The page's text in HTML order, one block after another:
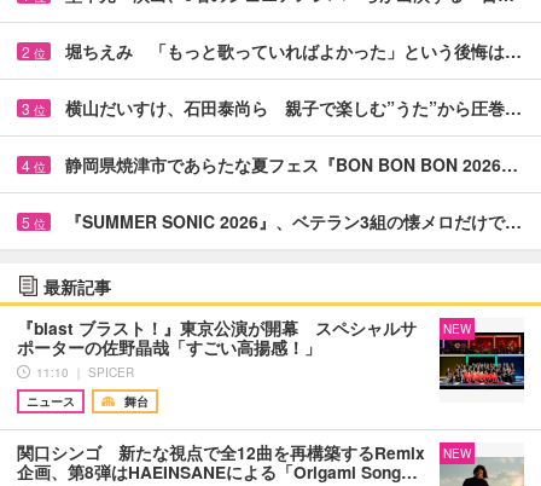
2 位 堀ちえみ 「もっと歌っていればよかった」という後悔は…
3 位 横山だいすけ、石田泰尚ら 親子で楽しむ”うた”から圧巻…
4 位 静岡県焼津市であらたな夏フェス『BON BON BON 2026…
5 位 『SUMMER SONIC 2026』、ベテラン3組の懐メロだけで…
最新記事
『blast ブラスト！』東京公演が開幕 スペシャルサ
ポーターの佐野晶哉「すごい高揚感！」
11:10 ｜ SPICER
ニュース
舞台
NEW
関口シンゴ 新たな視点で全12曲を再構築するRemix
企画、第8弾はHAEINSANEによる「Origami Song…
NEW